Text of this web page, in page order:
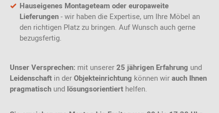
Hauseigenes Montageteam oder europaweite
Lieferungen- wir haben die Expertise, um Ihre Möbel an
den richtigen Platz zu bringen. Auf Wunsch auch gerne
bezugsfertig.
Unser Versprechen: mit unserer25 jährigen Erfahrung und
Leidenschaft in derObjekteinrichtung können wirauch Ihnen
pragmatisch und lösungsorientiert helfen.